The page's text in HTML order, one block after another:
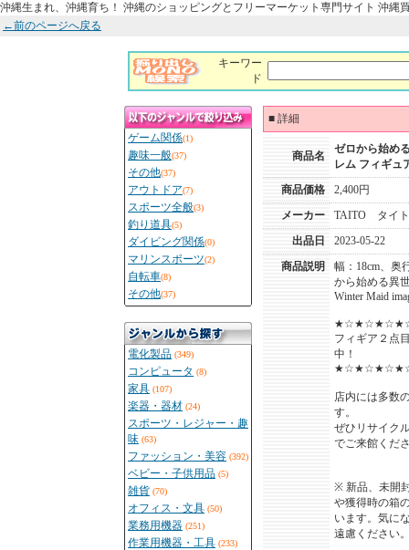
沖縄生まれ、沖縄育ち！ 沖縄のショッピングとフリーマーケット専門サイト 沖縄
←前のページへ戻る
キーワー
ド
ゲーム関係(1)
趣味一般(37)
その他(37)
アウトドア(7)
スポーツ全般(3)
釣り道具(5)
ダイビング関係(0)
マリンスポーツ(2)
自転車(8)
その他(37)
電化製品 (349)
コンピュータ (8)
家具 (107)
楽器・器材 (24)
スポーツ・レジャー・趣
味 (63)
ファッション・美容 (392)
ベビー・子供用品 (5)
雑貨 (70)
オフィス・文具 (50)
業務用機器 (251)
作業用機器・工具 (233)
■ 詳細
商品名
ゼロから始め
レム フィギュ
商品価格
2,400円
メーカー
TAITO タイ
出品日
2023-05-22
商品説明
幅：18cm、奥
から始める異
Winter Maid
フィギア２点
中！
店内には多数
す。
ぜひリサイク
でご来館くだ
※ 新品、未開
や獲得時の箱
います。気に
遠慮ください